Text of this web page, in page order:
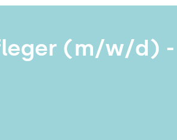
(m/w/d) -